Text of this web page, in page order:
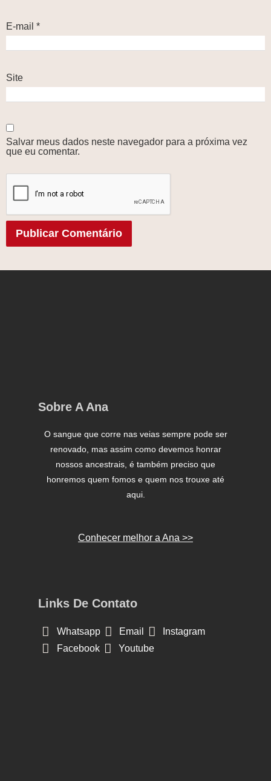
E-mail *
Site
Salvar meus dados neste navegador para a próxima vez
que eu comentar.
Sobre A Ana
O sangue que corre nas veias sempre pode ser
renovado, mas assim como devemos honrar
nossos ancestrais, é também preciso que
honremos quem fomos e quem nos trouxe até
aqui.
Conhecer melhor a Ana >>
Links De Contato
Whatsapp Email
Instagram
Facebook
Youtube